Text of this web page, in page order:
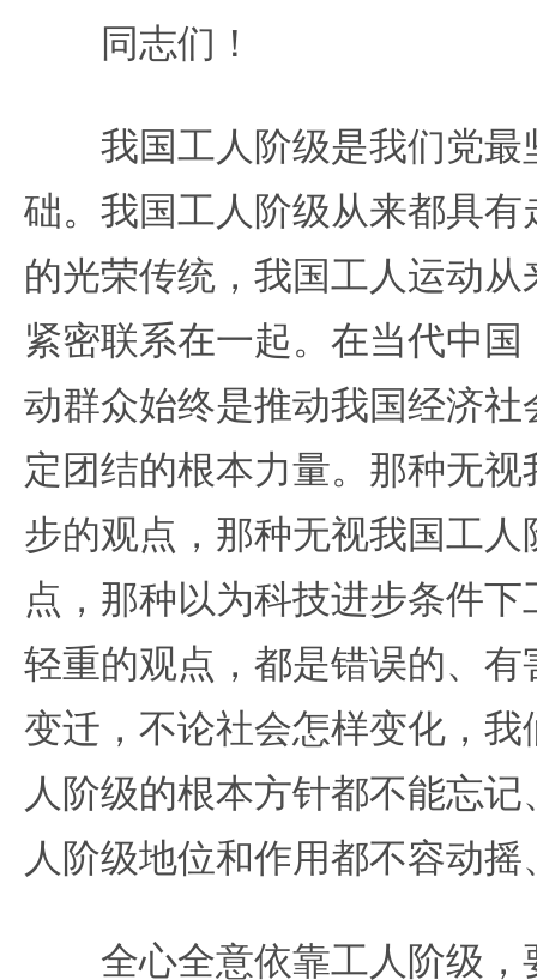
同志们！
我国工人阶级是我们党最
础。我国工人阶级从来都具
的光荣传统，我国工人运动
紧密联系在一起。在当代中
动群众始终是推动我国经济
定团结的根本力量。那种无
步的观点，那种无视我国工
点，那种以为科技进步条件
轻重的观点，都是错误的、
变迁，不论社会怎样变化，
人阶级的根本方针都不能忘
人阶级地位和作用都不容动
全心全意依靠工人阶级，